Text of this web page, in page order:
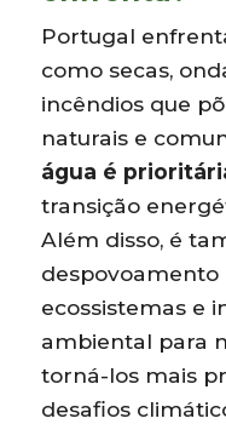
Portugal
como secas,
incêndios que
naturais e
água é
transição
Além disso, é
ecossistemas e
ambiental para
torná-los mais
desafios